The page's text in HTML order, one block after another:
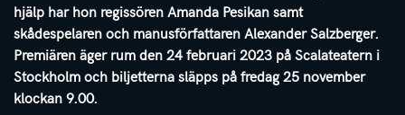
hjälp har hon regissören Amanda Pesikan samt
skådespelaren och manusförfattaren Alexander Salzberger.
Premiären äger rum den 24 februari 2023 på Scalateatern i
Stockholm och biljetterna släpps på fredag 25 november
klockan 9.00.